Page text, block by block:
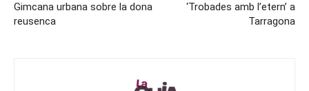
Gimcana urbana sobre la dona
reusenca
‘Trobades amb l’etern’ a
Tarragona